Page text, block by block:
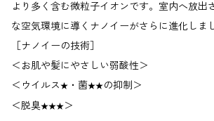
より多く含む微粒子イオンです。室内へ放出
な空気環境に導くナノイーがさらに進化しま
［ナノイーの技術］
＜お肌や髪にやさしい弱酸性＞
＜ウイルス★ ・菌★★の抑制＞
＜脱臭★★★＞